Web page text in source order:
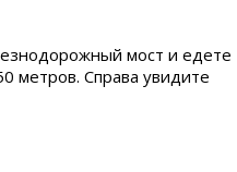
мост и едете
метров. Справа увидите